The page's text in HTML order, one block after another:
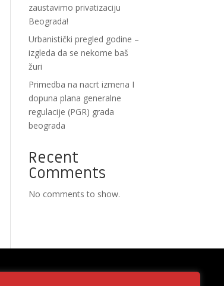
zaustavimo privatizaciju
Beograda!
Urbanistički pregled godine –
izgleda da se nekome baš
žuri
Primedba na nacrt izmenа I
dopunа plana generalne
regulacije (PGR) grada
beograda
Recent
Comments
No comments to show.